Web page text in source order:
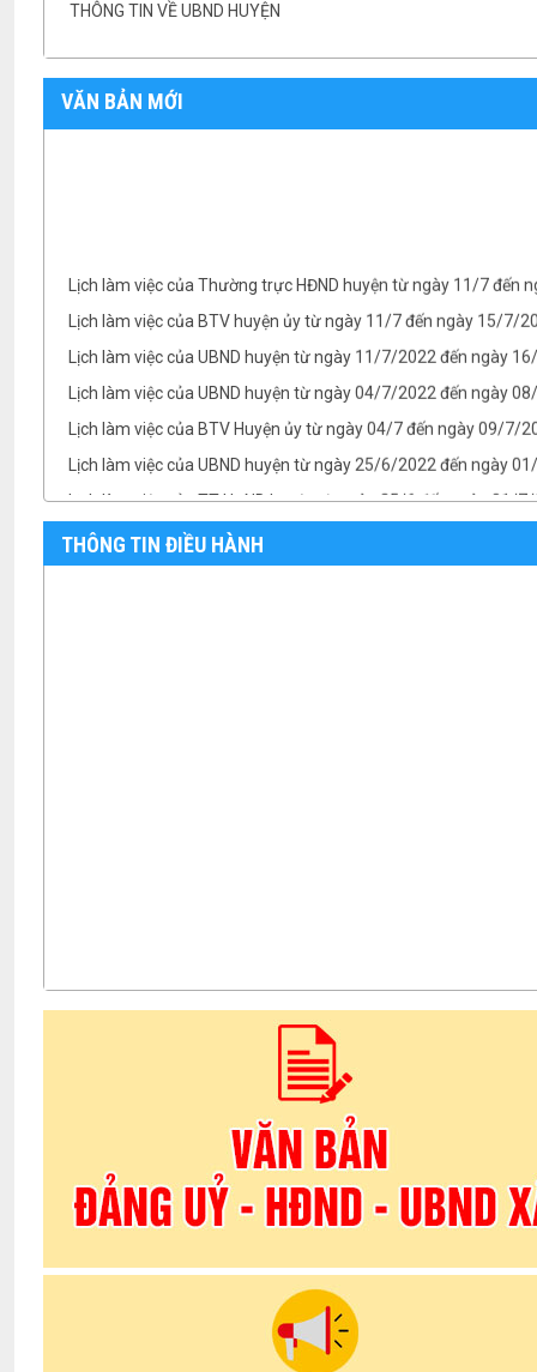
THÔNG TIN VỀ UBND HUYỆN
VĂN BẢN MỚI
Lịch làm việc của BTV huyện ủy từ ngày 11/7 đến ngày 15/7/
Lịch làm việc của UBND huyện từ ngày 11/7/2022 đến ngày
Lịch làm việc của UBND huyện từ ngày 04/7/2022 đến ngày
Lịch làm việc của BTV Huyện ủy từ ngày 04/7 đến ngày 09/7/
Lịch làm việc của UBND huyện từ ngày 25/6/2022 đến ngày
Lịch làm việc của TT HĐND huyện từ ngày 25/6 đến ngày 01/
TB- Ý kiến kết luận của Chủ tịch UBND huyện Phan Văn Linh
THÔNG TIN ĐIỀU HÀNH